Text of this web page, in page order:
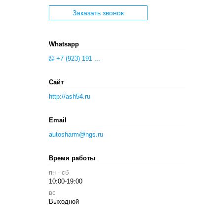
Заказать звонок
Whatsapp
+7 (923) 191 ...
Сайт
http://ash54.ru
Email
autosharm@ngs.ru
Время работы
пн - сб
10:00-19:00
вс
Выходной